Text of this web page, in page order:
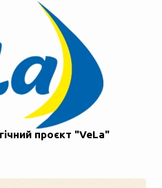
проєкт "VeLa"